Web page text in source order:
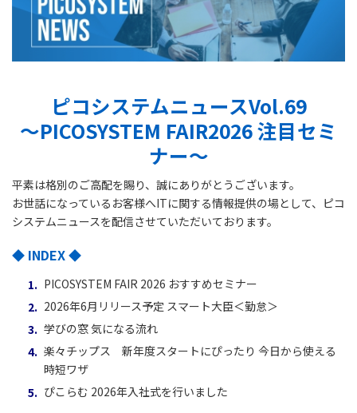
ピコシステムニュースVol.69
～PICOSYSTEM FAIR2026 注目セミ
ナー～
平素は格別のご高配を賜り、誠にありがとうございます。
お世話になっているお客様へITに関する情報提供の場として、ピコ
システムニュースを配信させていただいております。
◆ INDEX ◆
PICOSYSTEM FAIR 2026 おすすめセミナー
2026年6月リリース予定 スマート大臣＜勤怠＞
学びの窓 気になる流れ
楽々チップス 新年度スタートにぴったり 今日から使える
時短ワザ
ぴこらむ 2026年入社式を行いました